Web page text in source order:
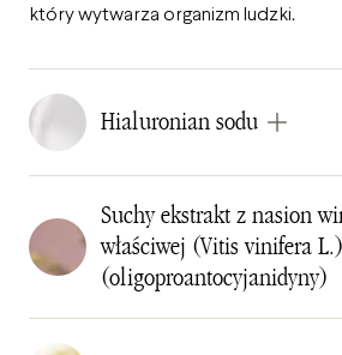
który wytwarza organizm ludzki.
Hialuronian sodu
Suchy ekstrakt z nasion
właściwej (Vitis vinifera
(oligoproantocyjanidyny)